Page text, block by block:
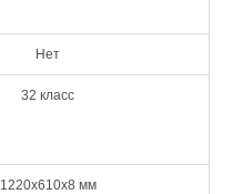
Нет
32 класс
1220х610х8 мм